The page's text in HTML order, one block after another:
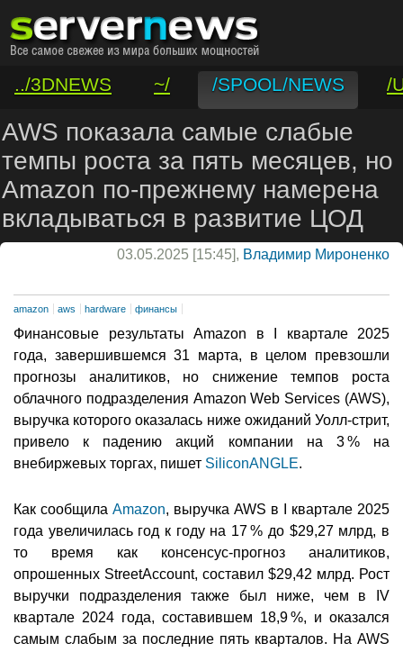
../3DNEWS ~/ /SPOOL/NEWS
/
/VAR/CONTACT
AWS показала самые слабые
темпы роста за пять месяцев, но
Amazon по-прежнему намерена
вкладываться в развитие ЦОД
03.05.2025 [15:45], Владимир Мироненко
amazon aws hardware финансы
Финансовые результаты Amazon в I квартале 2025
года, завершившемся 31 марта, в целом превзошли
прогнозы аналитиков, но снижение темпов роста
облачного подразделения Amazon Web Services (AWS),
выручка которого оказалась ниже ожиданий Уолл-стрит,
привело к падению акций компании на 3 % на
внебиржевых торгах, пишет SiliconANGLE.
Как сообщила Amazon, выручка AWS в I квартале 2025
года увеличилась год к году на 17 % до $29,27 млрд, в
то время как консенсус-прогноз аналитиков,
опрошенных StreetAccount, составил $29,42 млрд. Рост
выручки подразделения также был ниже, чем в IV
квартале 2024 года, составившем 18,9 %, и оказался
самым слабым за последние пять кварталов. На AWS